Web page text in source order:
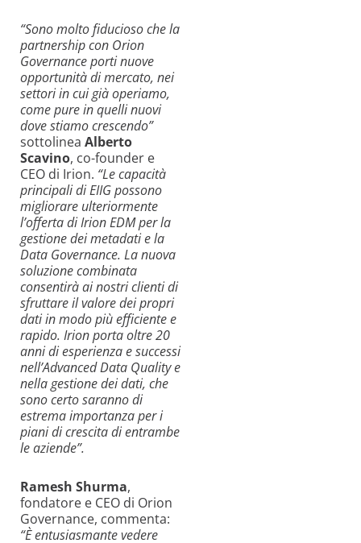
“Sono molto fiducioso che la
partnership con Orion
Governance porti nuove
opportunità di mercato, nei
settori in cui già operiamo,
come pure in quelli nuovi
dove stiamo crescendo”
sottolinea Alberto
Scavino, co-founder e
CEO di Irion. “Le capacità
principali di EIIG possono
migliorare ulteriormente
l’offerta di Irion EDM per la
gestione dei metadati e la
Data Governance. La nuova
soluzione combinata
consentirà ai nostri clienti di
sfruttare il valore dei propri
dati in modo più efficiente e
rapido. Irion porta oltre 20
anni di esperienza e successi
nell’Advanced Data Quality e
nella gestione dei dati, che
sono certo saranno di
estrema importanza per i
piani di crescita di entrambe
le aziende”.
Ramesh Shurma,
fondatore e CEO di Orion
Governance, commenta:
“È entusiasmante vedere